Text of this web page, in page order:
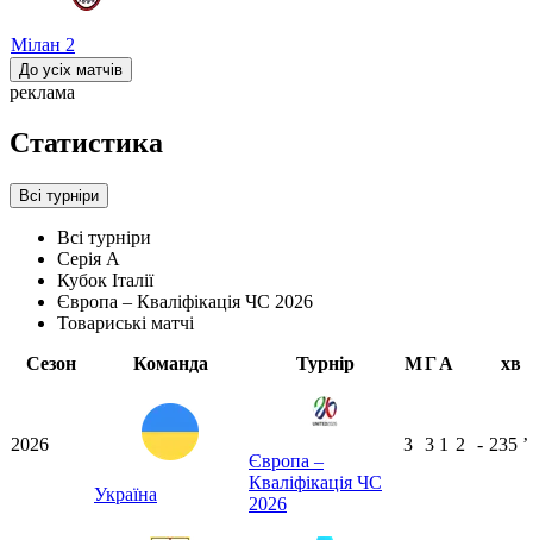
Мілан 2
До усіх матчів
реклама
Статистика
Всі турніри
Всі турніри
Серія А
Кубок Італії
Європа – Кваліфікація ЧС 2026
Товариські матчі
Сезон
Команда Турнір МГА хв
2026
Україна
Європа –
Кваліфікація ЧС
2026
3 3 1 2 - 235 ʼ